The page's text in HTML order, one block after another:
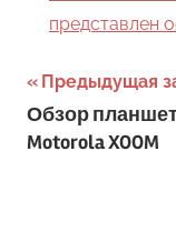
представлен
по
Предыдущая
Обзор
Motorola XOOM